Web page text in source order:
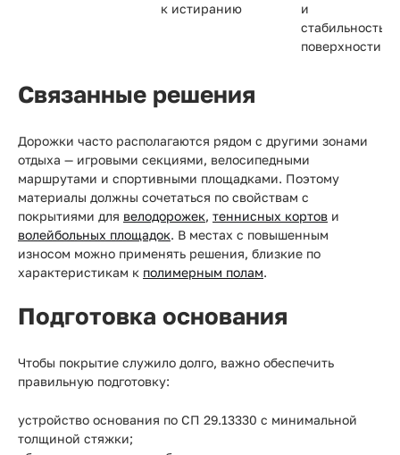
к истиранию
и
стабильность
поверхности
Связанные решения
Дорожки часто располагаются рядом с другими зонами
отдыха — игровыми секциями, велосипедными
маршрутами и спортивными площадками. Поэтому
материалы должны сочетаться по свойствам с
покрытиями для велодорожек, теннисных кортов и
волейбольных площадок. В местах с повышенным
износом можно применять решения, близкие по
характеристикам к полимерным полам.
Подготовка основания
Чтобы покрытие служило долго, важно обеспечить
правильную подготовку:
устройство основания по СП 29.13330 с минимальной
толщиной стяжки;